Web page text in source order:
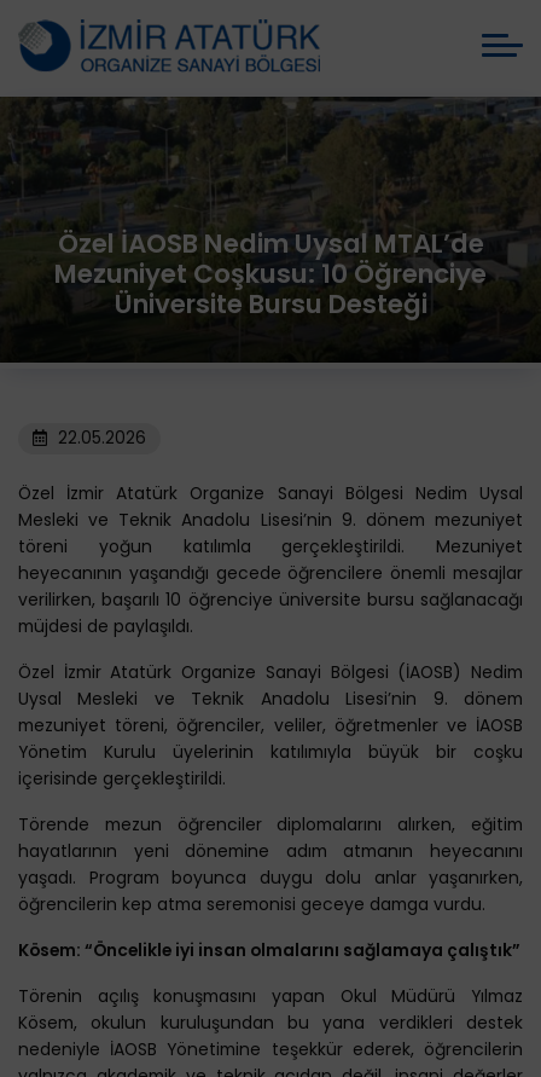
Özel İAOSB Nedim Uysal MTAL’de
Mezuniyet Coşkusu: 10 Öğrenciye
Üniversite Bursu Desteği
22.05.2026
Özel İzmir Atatürk Organize Sanayi Bölgesi Nedim Uysal
Mesleki ve Teknik Anadolu Lisesi’nin 9. dönem mezuniyet
töreni yoğun katılımla gerçekleştirildi. Mezuniyet
heyecanının yaşandığı gecede öğrencilere önemli mesajlar
verilirken, başarılı 10 öğrenciye üniversite bursu sağlanacağı
müjdesi de paylaşıldı.
Özel İzmir Atatürk Organize Sanayi Bölgesi (İAOSB) Nedim
Uysal Mesleki ve Teknik Anadolu Lisesi’nin 9. dönem
mezuniyet töreni, öğrenciler, veliler, öğretmenler ve İAOSB
Yönetim Kurulu üyelerinin katılımıyla büyük bir coşku
içerisinde gerçekleştirildi.
Törende mezun öğrenciler diplomalarını alırken, eğitim
hayatlarının yeni dönemine adım atmanın heyecanını
yaşadı. Program boyunca duygu dolu anlar yaşanırken,
öğrencilerin kep atma seremonisi geceye damga vurdu.
Kösem: “Öncelikle iyi insan olmalarını sağlamaya çalıştık”
Törenin açılış konuşmasını yapan Okul Müdürü Yılmaz
Kösem, okulun kuruluşundan bu yana verdikleri destek
nedeniyle İAOSB Yönetimine teşekkür ederek, öğrencilerin